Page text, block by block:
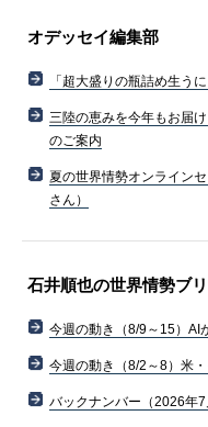
オデッセイ編集部
「超大盛りの瓶詰め生う
三陸の恵みを今年もお届
のご案内
夏の世界情勢オンライン
さん）
石井順也の世界情勢ブ
今週の動き（8/9～15）AI
今週の動き（8/2～8）米
バックナンバー（2026年7